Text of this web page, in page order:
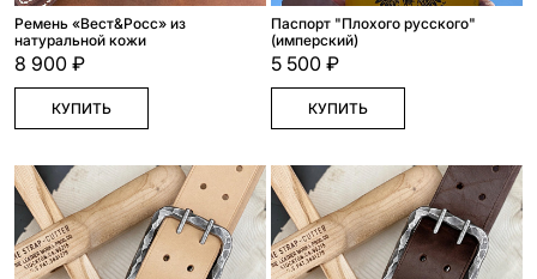
Ремень «Вест&Росс» из
натуральной кожи
8 900 ₽
КУПИТЬ
Паспорт "Плохого русского"
(имперский)
5 500 ₽
КУПИТЬ